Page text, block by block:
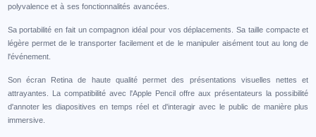
polyvalence et à ses fonctionnalités avancées.
Sa portabilité en fait un compagnon idéal pour vos déplacements. Sa taille compacte et
légère permet de le transporter facilement et de le manipuler aisément tout au long de
l'événement.
Son écran Retina de haute qualité permet des présentations visuelles nettes et
attrayantes. La compatibilité avec l'Apple Pencil offre aux présentateurs la possibilité
d'annoter les diapositives en temps réel et d'interagir avec le public de manière plus
immersive.